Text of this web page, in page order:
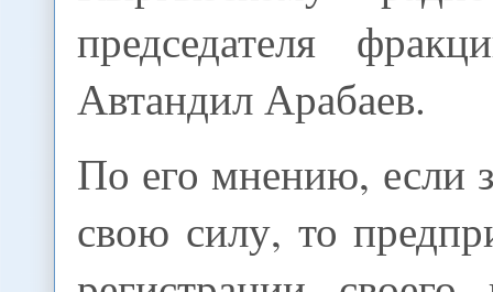
председателя
Автандил Арабаев.
По его мнению, если
свою силу, то